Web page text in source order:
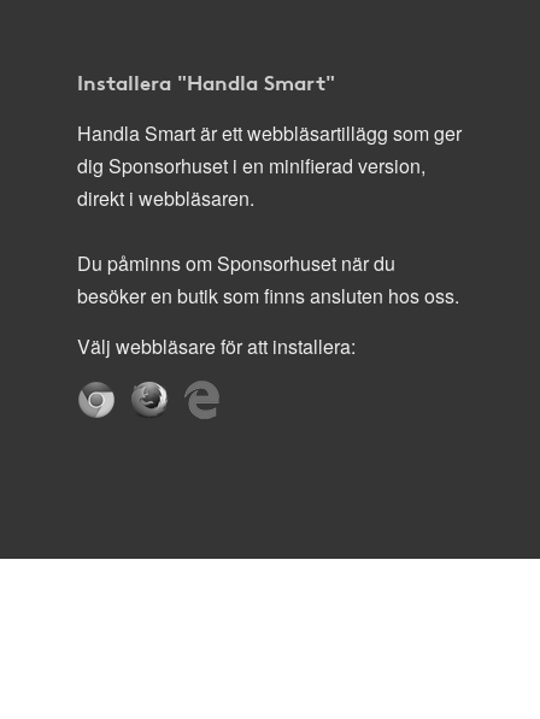
Installera "Handla Smart"
Handla Smart är ett webbläsartillägg som ger
dig Sponsorhuset i en minifierad version,
direkt i webbläsaren.
Du påminns om Sponsorhuset när du
besöker en butik som finns ansluten hos oss.
Välj webbläsare för att installera: